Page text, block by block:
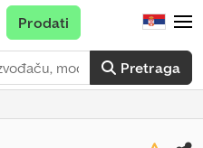
Pretraga
Prodati